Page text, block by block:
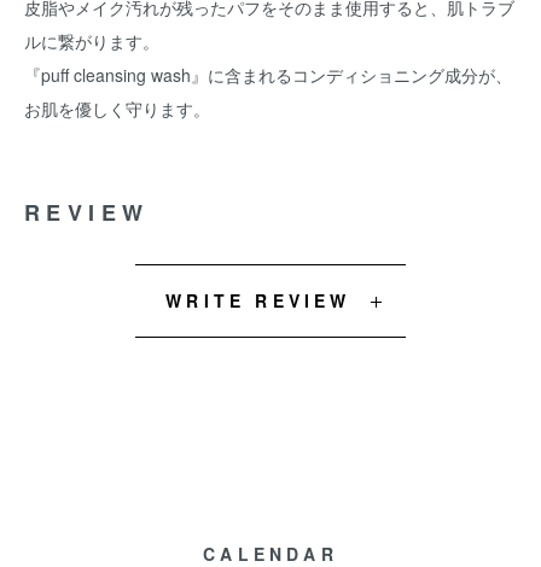
皮脂やメイク汚れが残ったパフをそのまま使用すると、肌トラブ
ルに繋がります。
『puff cleansing wash』に含まれるコンディショニング成分が、
お肌を優しく守ります。
REVIEW
WRITE REVIEW
CALENDAR